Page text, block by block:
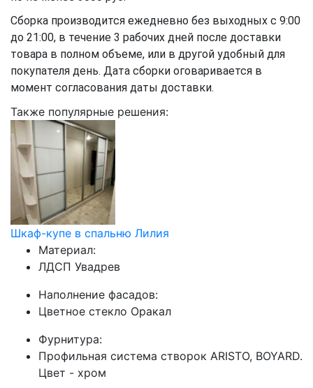
Сборка производится ежедневно без выходных с 9:00
до 21:00, в течение 3 рабочих дней после доставки
товара в полном объеме, или в другой удобный для
покупателя день. Дата сборки оговаривается в
момент согласования даты доставки.
Также популярные решения:
Шкаф-купе в спальню Лилия
Материал:
ЛДСП Увадрев
Наполнение фасадов:
Цветное стекло Оракал
Фурнитура:
Профильная система створок ARISTO, BOYARD.
Цвет - хром